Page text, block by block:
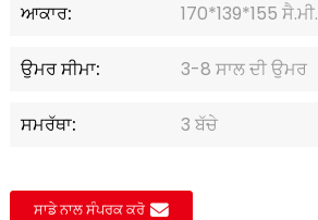
ਆਕਾਰ: 170*139*155 ਸੈ.ਮੀ.
ਉਮਰ ਸੀਮਾ: 3-8 ਸਾਲ ਦੀ ਉਮਰ
ਸਮਰੱਥਾ: 3 ਬੱਚੇ
ਸਾਡੇ ਨਾਲ ਸੰਪਰਕ ਕਰੋ